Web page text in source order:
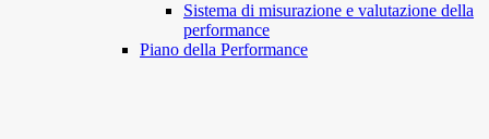
Sistema di misurazione e valutazione della
performance
Piano della Performance